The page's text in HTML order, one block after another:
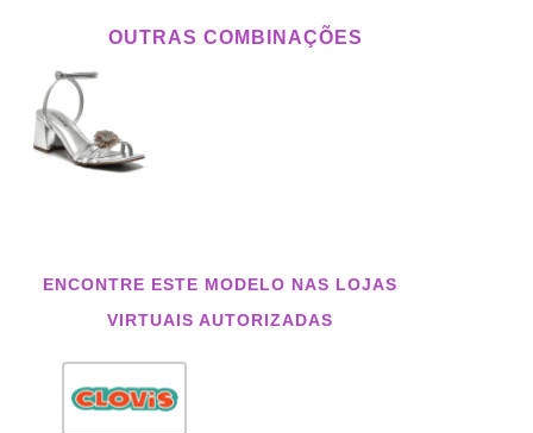
OUTRAS COMBINAÇÕES
ENCONTRE ESTE MODELO NAS LOJAS
VIRTUAIS AUTORIZADAS